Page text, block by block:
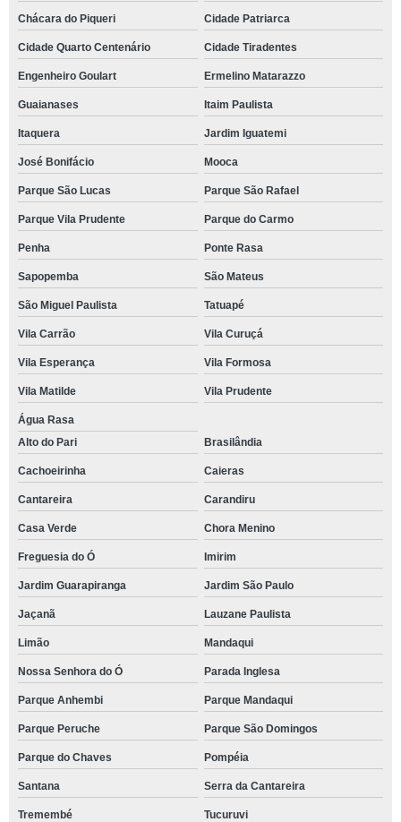
Chácara do Piqueri Cidade Patriarca
Cidade Quarto Centenário Cidade Tiradentes
Engenheiro Goulart Ermelino Matarazzo
Guaianases Itaim Paulista
Itaquera Jardim Iguatemi
José Bonifácio Mooca
Parque São Lucas Parque São Rafael
Parque Vila Prudente Parque do Carmo
Penha Ponte Rasa
Sapopemba São Mateus
São Miguel Paulista Tatuapé
Vila Carrão Vila Curuçá
Vila Esperança Vila Formosa
Vila Matilde Vila Prudente
Água Rasa
Alto do Pari
Brasilândia
Cachoeirinha Caieras
Cantareira Carandiru
Casa Verde Chora Menino
Freguesia do Ó Imirim
Jardim Guarapiranga Jardim São Paulo
Jaçanã Lauzane Paulista
Limão Mandaqui
Nossa Senhora do Ó Parada Inglesa
Parque Anhembi Parque Mandaqui
Parque Peruche Parque São Domingos
Parque do Chaves Pompéia
Santana Serra da Cantareira
Tremembé Tucuruvi